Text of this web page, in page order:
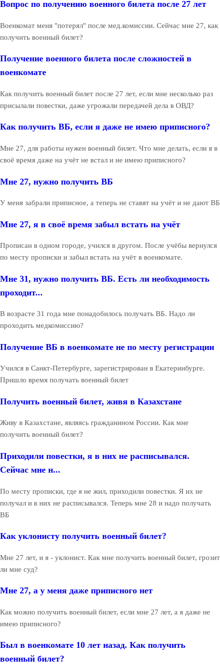
Вопрос по получению военного билета после 27 лет
Военкомат меня "потерял" после мед.комиссии. Сейчас мне 27, как
получить военный билет?
Получение военного билета после сложностей в
военкомате
Как получить военный билет после 27 лет, если мне несколько раз
присылали повестки, даже угрожали передачей дела в ОВД?
Как получить ВБ, если я даже не имею приписного?
Мне 27, для работы нужен военный билет. Что мне делать, если я в
своё время даже на учёт не встал и не имею приписного?
Мне 27, нужно получить ВБ
У меня забрали приписное, а теперь не ставят на учёт и не дают ВБ
Мне 27, я в своё время забыл встать на учёт
Прописан в одном городе, учился в другом. После учёбы вернулся
по месту прописки и забыл встать на учёт в военкомате.
Мне 31, нужно получить ВБ. Есть ли необходимость
проходит...
В возрасте 31 года мне понадобилось получать ВБ. Надо ли
проходить медкомиссию?
Получение ВБ в военкомате не по месту регистрации
Учился в Санкт-Петербурге, зарегистрирован в Екатеринбурге.
Пришло время получать военный билет
Получить военный билет, живя в Казахстане
Живу в Казахстане, являясь гражданином России. Как мне
получить военный билет?
Приходили повестки, я в них не расписывался.
Сейчас мне н...
По месту прописки, где я не жил, приходили повестки. Я их не
получал и в них не расписывался. Теперь мне 28 и надо получать
ВБ
Как уклонисту получить военный билет?
Мне 27 лет, и я - уклонист. Как мне получить военный билет, грозит
ли мне суд?
Мне 27, а у меня даже приписного нет
Как можно получить военный билет, если мне 27 лет, а я даже не
имею приписного?
Был в военкомате 10 лет назад. Как получить
военный билет?